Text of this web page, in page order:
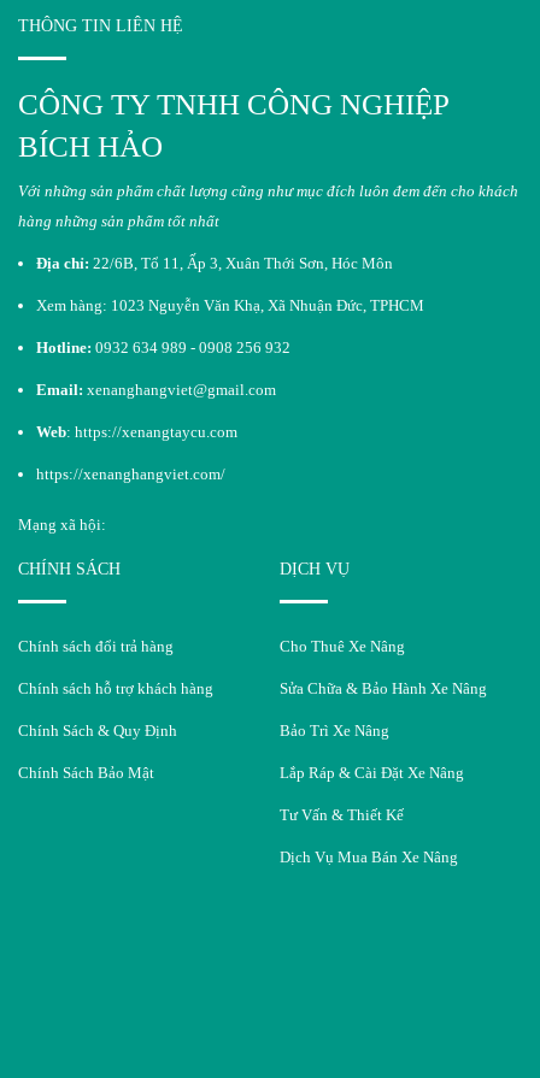
THÔNG TIN LIÊN HỆ
CÔNG TY TNHH CÔNG NGHIỆP
BÍCH HẢO
Với những sản phẩm chất lượng cũng như mục đích luôn đem đến cho khách
hàng những sản phẩm tốt nhất​
Địa chỉ: 22/6B, Tổ 11, Ấp 3, Xuân Thới Sơn, Hóc Môn
Xem hàng: 1023 Nguyễn Văn Khạ, Xã Nhuận Đức, TPHCM
Hotline: 0932 634 989 - 0908 256 932
Email: xenanghangviet@gmail.com
Web: https://xenangtaycu.com
https://xenanghangviet.com/
Mạng xã hội:
CHÍNH SÁCH
Chính sách đổi trả hàng
Chính sách hỗ trợ khách hàng
Chính Sách & Quy Định
Chính Sách Bảo Mật
DỊCH VỤ
Cho Thuê Xe Nâng
Sửa Chữa & Bảo Hành Xe Nâng
Bảo Trì Xe Nâng
Lắp Ráp & Cài Đặt Xe Nâng
Tư Vấn & Thiết Kế
Dịch Vụ Mua Bán Xe Nâng